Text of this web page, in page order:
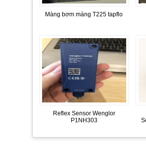
Màng bơm màng T225 tapflo
Reflex Sensor Wenglor
P1NH303